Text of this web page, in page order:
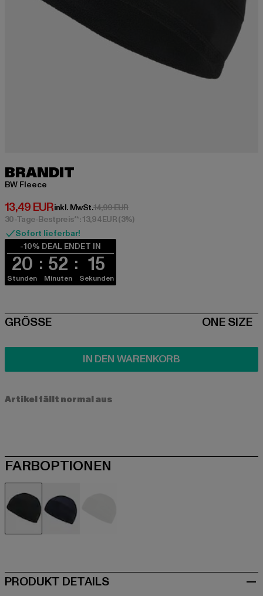
BRANDIT
BW Fleece
13,49 EUR
Derzeitiger Preis: 13,49 EUR
inkl. MwSt.14,99 EURAktionspreis: 14,99 EUR
30-Tage-Bestpreis**: 13,94 EUR(3%)
Sofort lieferbar!
-10% DEAL ENDET IN
20
Stunden
52
Minuten
15
Sekunden
SIZE
GRÖSSE ONE SIZE
IN DEN WARENKORB
Artikel fällt normal aus
FARBOPTIONEN
PRODUKT DETAILS